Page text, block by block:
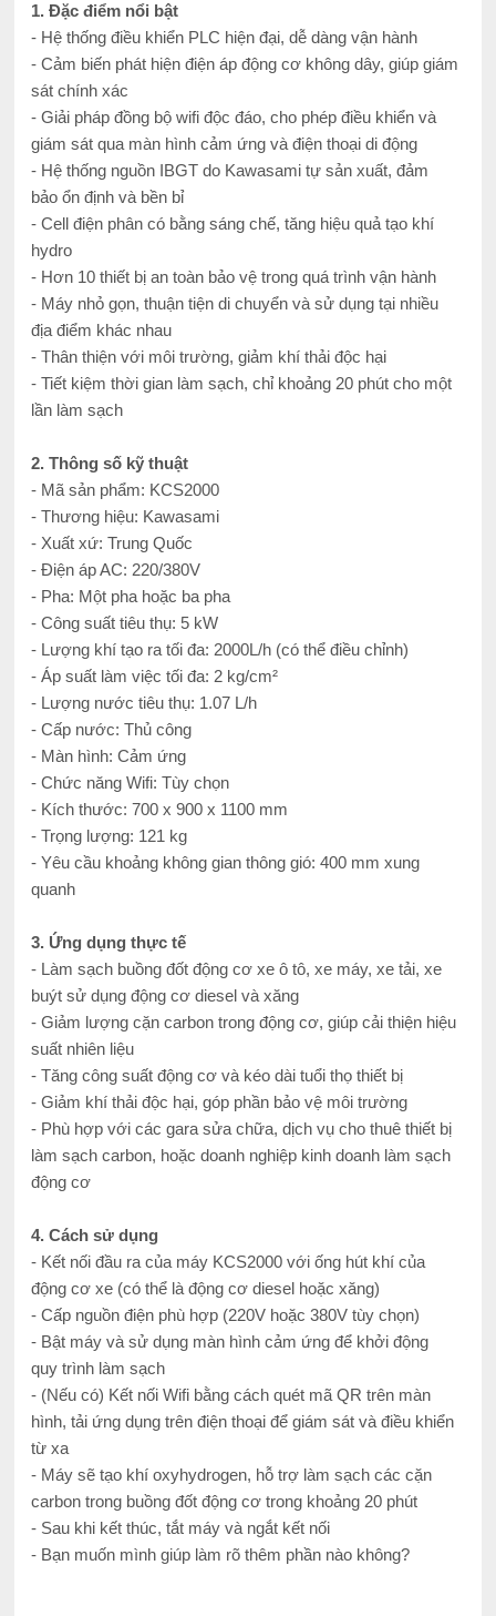
1. Đặc điểm nổi bật
- Hệ thống điều khiển PLC hiện đại, dễ dàng vận hành
- Cảm biến phát hiện điện áp động cơ không dây, giúp giám
sát chính xác
- Giải pháp đồng bộ wifi độc đáo, cho phép điều khiển và
giám sát qua màn hình cảm ứng và điện thoại di động
- Hệ thống nguồn IBGT do Kawasami tự sản xuất, đảm
bảo ổn định và bền bỉ
- Cell điện phân có bằng sáng chế, tăng hiệu quả tạo khí
hydro
- Hơn 10 thiết bị an toàn bảo vệ trong quá trình vận hành
- Máy nhỏ gọn, thuận tiện di chuyển và sử dụng tại nhiều
địa điểm khác nhau
- Thân thiện với môi trường, giảm khí thải độc hại
- Tiết kiệm thời gian làm sạch, chỉ khoảng 20 phút cho một
lần làm sạch
2. Thông số kỹ thuật
- Mã sản phẩm: KCS2000
- Thương hiệu: Kawasami
- Xuất xứ: Trung Quốc
- Điện áp AC: 220/380V
- Pha: Một pha hoặc ba pha
- Công suất tiêu thụ: 5 kW
- Lượng khí tạo ra tối đa: 2000L/h (có thể điều chỉnh)
- Áp suất làm việc tối đa: 2 kg/cm²
- Lượng nước tiêu thụ: 1.07 L/h
- Cấp nước: Thủ công
- Màn hình: Cảm ứng
- Chức năng Wifi: Tùy chọn
- Kích thước: 700 x 900 x 1100 mm
- Trọng lượng: 121 kg
- Yêu cầu khoảng không gian thông gió: 400 mm xung
quanh
3. Ứng dụng thực tế
- Làm sạch buồng đốt động cơ xe ô tô, xe máy, xe tải, xe
buýt sử dụng động cơ diesel và xăng
- Giảm lượng cặn carbon trong động cơ, giúp cải thiện hiệu
suất nhiên liệu
- Tăng công suất động cơ và kéo dài tuổi thọ thiết bị
- Giảm khí thải độc hại, góp phần bảo vệ môi trường
- Phù hợp với các gara sửa chữa, dịch vụ cho thuê thiết bị
làm sạch carbon, hoặc doanh nghiệp kinh doanh làm sạch
động cơ
4. Cách sử dụng
- Kết nối đầu ra của máy KCS2000 với ống hút khí của
động cơ xe (có thể là động cơ diesel hoặc xăng)
- Cấp nguồn điện phù hợp (220V hoặc 380V tùy chọn)
- Bật máy và sử dụng màn hình cảm ứng để khởi động
quy trình làm sạch
- (Nếu có) Kết nối Wifi bằng cách quét mã QR trên màn
hình, tải ứng dụng trên điện thoại để giám sát và điều khiển
từ xa
- Máy sẽ tạo khí oxyhydrogen, hỗ trợ làm sạch các cặn
carbon trong buồng đốt động cơ trong khoảng 20 phút
- Sau khi kết thúc, tắt máy và ngắt kết nối
- Bạn muốn mình giúp làm rõ thêm phần nào không?